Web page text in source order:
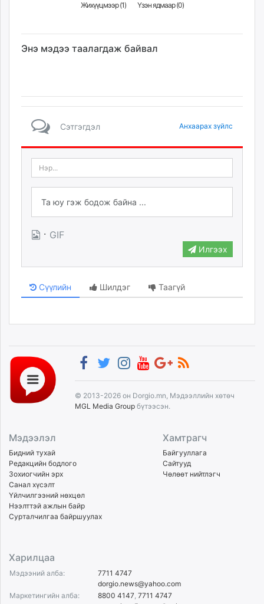
unread.today
Жихүүцмээр (1) Үзэн ядмаар (0)
Энэ мэдээ таалагдаж байвал
Сэтгэгдэл Анхаарах зүйлс
· GIF
Илгээх
Сүүлийн Шилдэг Таагүй
© 2013-2026 он Dorgio.mn, Мэдээллийн хөтөч
MGL Media Group бүтээсэн.
Мэдээлэл
Бидний тухай
Редакцийн бодлого
Зохиогчийн эрх
Санал хүсэлт
Үйлчилгээний нөхцөл
Нээлттэй ажлын байр
Сурталчилгаа байршуулах
Хамтрагч
Байгууллага
Сайтууд
Чөлөөт нийтлэгч
Харилцаа
Мэдээний алба:
7711 4747
dorgio.news@yahoo.com
Маркетингийн алба:
8800 4147, 7711 4747